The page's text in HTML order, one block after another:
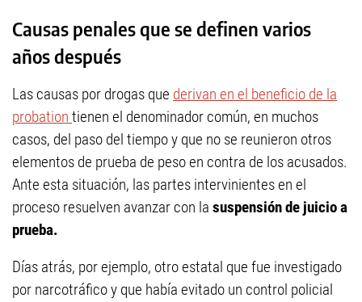
Causas penales que se definen varios
años después
Las causas por drogas que derivan en el beneficio de la
probation tienen el denominador común, en muchos
casos, del paso del tiempo y que no se reunieron otros
elementos de prueba de peso en contra de los acusados.
Ante esta situación, las partes intervinientes en el
proceso resuelven avanzar con la suspensión de juicio a
prueba.
Días atrás, por ejemplo, otro estatal que fue investigado
por narcotráfico y que había evitado un control policial